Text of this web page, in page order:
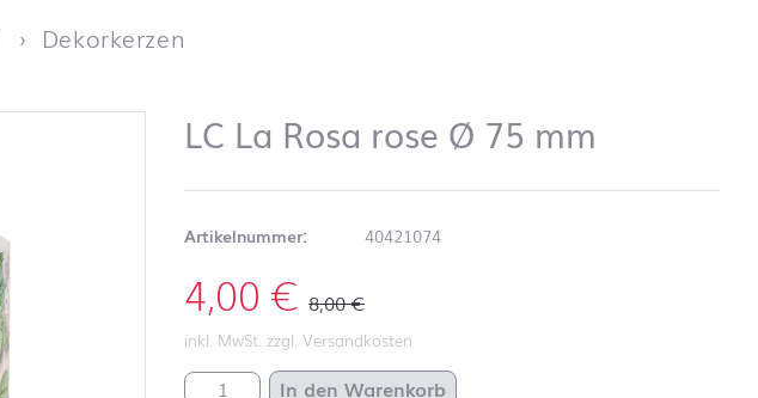
Dekorkerzen
LC La Rosa rose Ø 75 mm
Artikelnummer: 40421074
4,00€ 8,00€
inkl. MwSt. zzgl. Versandkosten
LC La Rosa rose Ø 75 mm Menge
In den Warenkorb